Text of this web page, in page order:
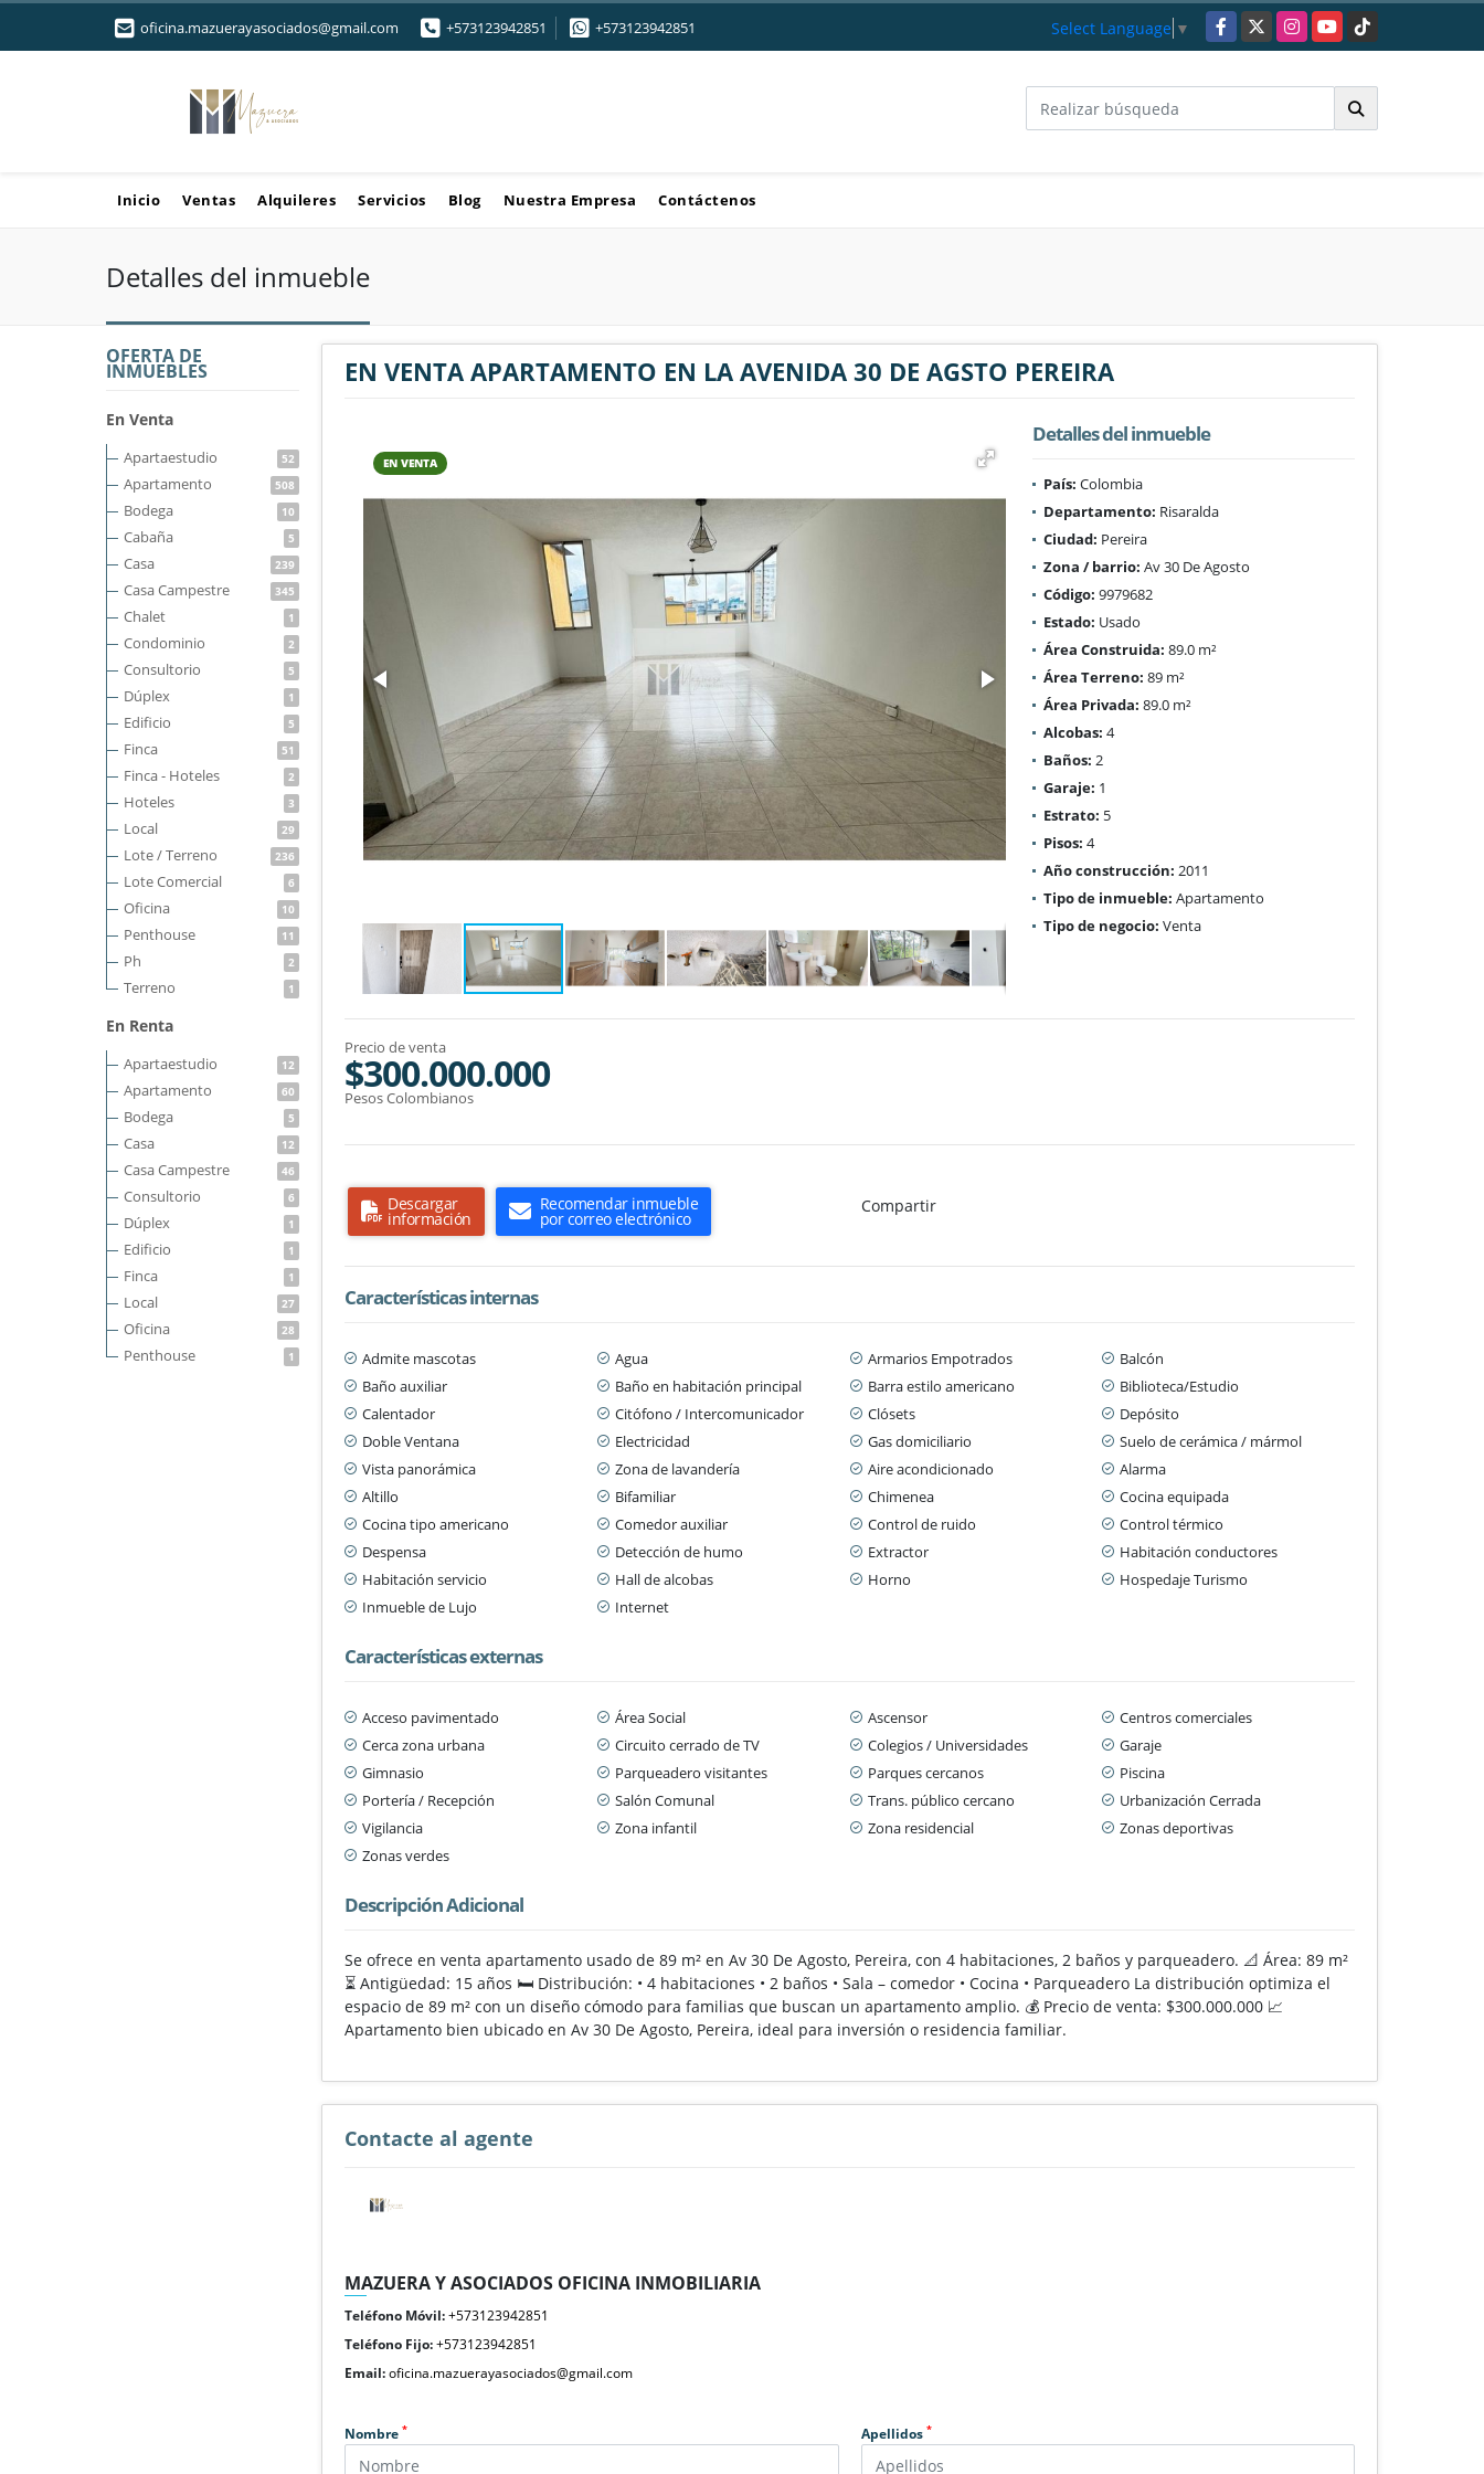
oficina.mazuerayasociados@gmail.com +573123942851 +573123942851 Select Language ▼ Facebook
X InstagramYouTubeTikTok
Inicio Ventas Alquileres Servicios Blog Nuestra Empresa Contáctenos
Detalles del inmueble
OFERTA DE
INMUEBLES
En Venta
Apartaestudio 52
Apartamento 508
Bodega 10
Cabaña 5
Casa 239
Casa Campestre 345
Chalet 1
Condominio 2
Consultorio 5
Dúplex 1
Edificio 5
Finca 51
Finca - Hoteles 2
Hoteles 3
Local 29
Lote / Terreno 236
Lote Comercial 6
Oficina 10
Penthouse 11
Ph 2
Terreno 1
En Renta
Apartaestudio 12
Apartamento 60
Bodega 5
Casa 12
Casa Campestre 46
Consultorio 6
Dúplex 1
Edificio 1
Finca 1
Local 27
Oficina 28
Penthouse 1
EN VENTA APARTAMENTO EN LA AVENIDA 30 DE AGSTO PEREIRA
EN VENTA
Detalles del inmueble
País: Colombia
Departamento: Risaralda
Ciudad: Pereira
Zona / barrio: Av 30 De Agosto
Código: 9979682
Estado: Usado
Área Construida: 89.0 m²
Área Terreno: 89 m²
Área Privada: 89.0 m²
Alcobas: 4
Baños: 2
Garaje: 1
Estrato: 5
Pisos: 4
Año construcción: 2011
Tipo de inmueble: Apartamento
Tipo de negocio: Venta
Precio de venta
$300.000.000
Pesos Colombianos
Descargar
información
Recomendar inmueble
por correo electrónico
Compartir
Características internas
Admite mascotas Agua Armarios Empotrados
Balcón
Baño auxiliar
Baño en habitación principal Barra estilo americano
Biblioteca/Estudio
Calentador
Citófono / Intercomunicador Clósets
Depósito
Doble Ventana
Electricidad Gas domiciliario
Suelo de cerámica / mármol
Vista panorámica
Zona de lavandería Aire acondicionado
Alarma
Altillo
Bifamiliar Chimenea
Cocina equipada
Cocina tipo americano
Comedor auxiliar Control de ruido
Control térmico
Despensa
Detección de humo Extractor
Habitación conductores
Habitación servicio
Hall de alcobas Horno
Hospedaje Turismo
Inmueble de Lujo
Internet
Características externas
Acceso pavimentado Área Social Ascensor
Centros comerciales
Cerca zona urbana
Circuito cerrado de TV Colegios / Universidades
Garaje
Gimnasio
Parqueadero visitantes Parques cercanos
Piscina
Portería / Recepción
Salón Comunal Trans. público cercano
Urbanización Cerrada
Vigilancia
Zona infantil Zona residencial
Zonas deportivas
Zonas verdes
Descripción Adicional
Se ofrece en venta apartamento usado de 89 m² en Av 30 De Agosto, Pereira, con 4 habitaciones, 2 baños y parqueadero. 📐 Área: 89 m²
⏳ Antigüedad: 15 años 🛏️ Distribución: • 4 habitaciones • 2 baños • Sala – comedor • Cocina • Parqueadero La distribución optimiza el
espacio de 89 m² con un diseño cómodo para familias que buscan un apartamento amplio. 💰 Precio de venta: $300.000.000 📈
Apartamento bien ubicado en Av 30 De Agosto, Pereira, ideal para inversión o residencia familiar.
Contacte al agente
MAZUERA Y ASOCIADOS OFICINA INMOBILIARIA
Teléfono Móvil:+573123942851
Teléfono Fijo:+573123942851
Email:oficina.mazuerayasociados@gmail.com
Nombre* Apellidos *